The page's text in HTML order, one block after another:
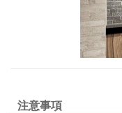
注意事項